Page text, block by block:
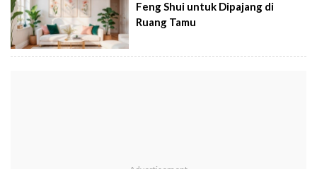
Feng Shui untuk Dipajang di
Ruang Tamu